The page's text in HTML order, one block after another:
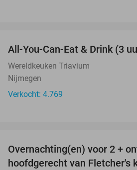
All-You-Can-Eat & Drink (3
Wereldkeuken Triavium
Nijmegen
Verkocht: 4.769
Overnachting(en) voor 2 +
hoofdgerecht van Fletcher's